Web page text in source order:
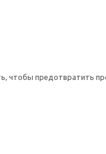
предотвратить